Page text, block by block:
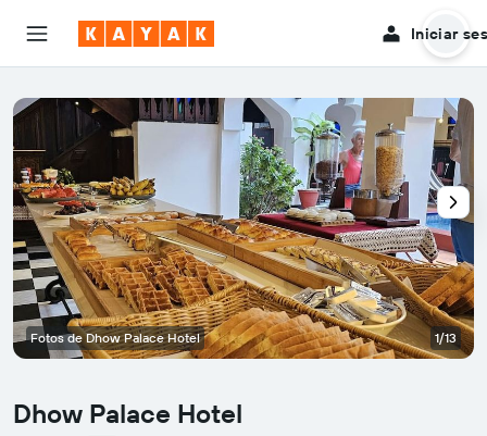
Iniciar
Dhow Palace Hotel
Fotos de Dhow Palace Hotel 1/13